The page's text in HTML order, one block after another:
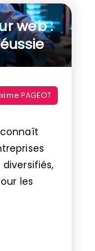
web :
PAGEOT
les